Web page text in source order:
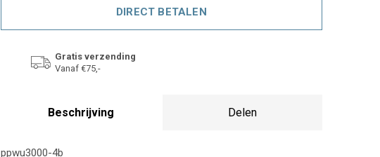
DIRECT BETALEN
Gratis verzending
Vanaf €75,-
Beschrijving Delen
ppwu3000-4b